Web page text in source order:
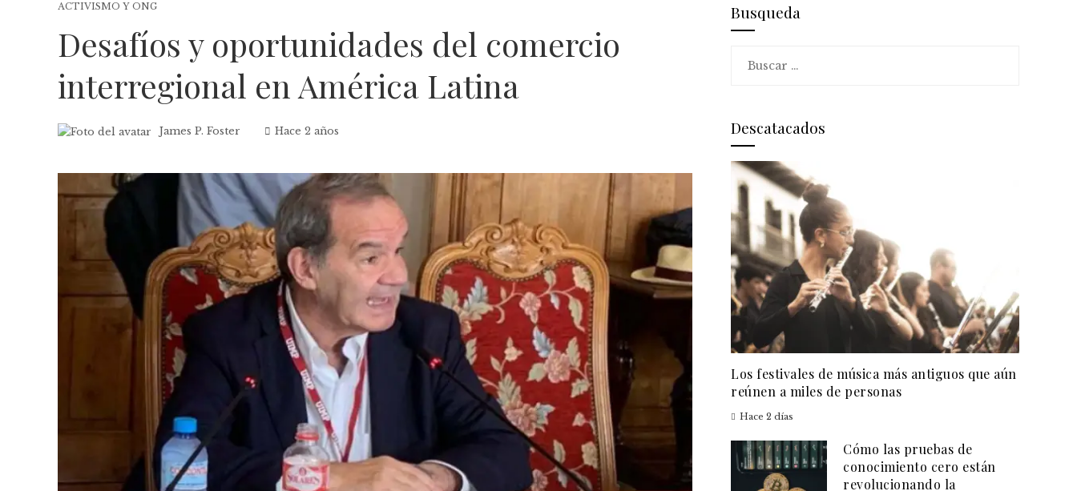
ACTIVISMO Y ONG
Desafíos y oportunidades del comercio
interregional en América Latina
James P. Foster Hace 2 años
Busqueda
Descatacados
Los festivales de música más antiguos que aún
reúnen a miles de personas
Hace 2 días
Cómo las pruebas de
conocimiento cero están
revolucionando la